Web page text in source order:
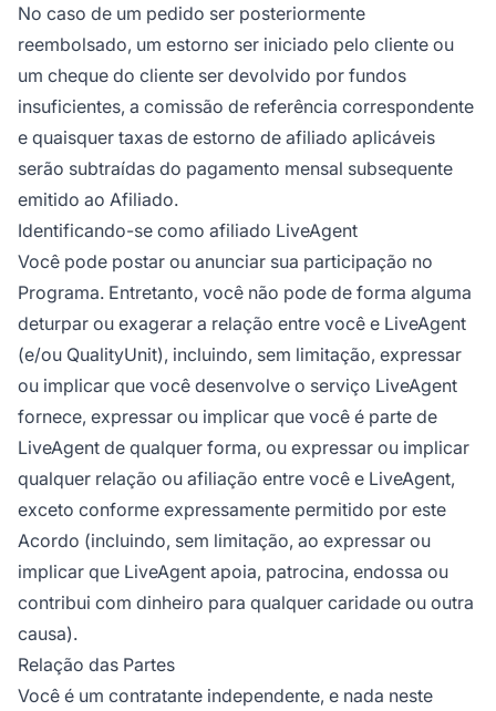
No caso de um pedido ser posteriormente
reembolsado, um estorno ser iniciado pelo cliente ou
um cheque do cliente ser devolvido por fundos
insuficientes, a comissão de referência correspondente
e quaisquer taxas de estorno de afiliado aplicáveis
serão subtraídas do pagamento mensal subsequente
emitido ao Afiliado.
Identificando-se como afiliado LiveAgent
Você pode postar ou anunciar sua participação no
Programa. Entretanto, você não pode de forma alguma
deturpar ou exagerar a relação entre você e LiveAgent
(e/ou QualityUnit), incluindo, sem limitação, expressar
ou implicar que você desenvolve o serviço LiveAgent
fornece, expressar ou implicar que você é parte de
LiveAgent de qualquer forma, ou expressar ou implicar
qualquer relação ou afiliação entre você e LiveAgent,
exceto conforme expressamente permitido por este
Acordo (incluindo, sem limitação, ao expressar ou
implicar que LiveAgent apoia, patrocina, endossa ou
contribui com dinheiro para qualquer caridade ou outra
causa).
Relação das Partes
Você é um contratante independente, e nada neste